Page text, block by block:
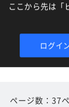
ここから先は「
ログイ
ページ数：37